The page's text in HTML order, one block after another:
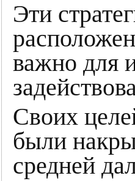
Эти
важно для
Своих
были
средней